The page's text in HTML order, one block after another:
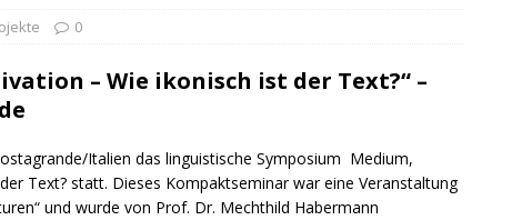
0
– Wie ikonisch ist der Text?“ –
Italien das linguistische Symposium Medium,
Text? statt. Dieses Kompaktseminar war eine Veranstaltung
und wurde von Prof. Dr. Mechthild Habermann